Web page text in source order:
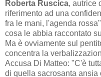
Roberta Ruscica, autrice
riferimento ad una
fra le mani, l'agenda
cosa le abbia raccontato
Ma è ovviamente sul
concentra la
Accusa Di Matteo: "C'è
di quella sacrosanta ansia